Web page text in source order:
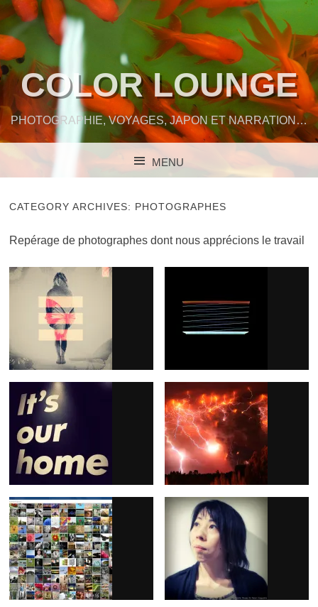
COLOR LOUNGE
PHOTOGRAPHIE, VOYAGES, JAPON ET NARRATION…
MENU
CATEGORY ARCHIVES: PHOTOGRAPHES
Repérage de photographes dont nous apprécions le travail